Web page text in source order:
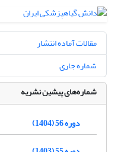
مقالات آماده انتشار
شماره جاری
شماره‌های پیشین نشریه
دوره 56 (1404)